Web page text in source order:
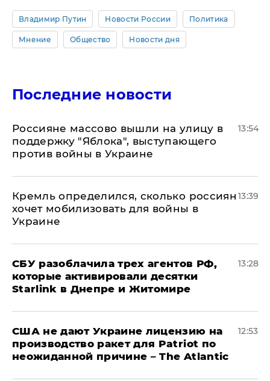
Владимир Путин Новости России Политика
Мнение Общество Новости дня
Последние новости
Россияне массово вышли на улицу в
поддержку "Яблока", выступающего
против войны в Украине
13:54
Кремль определился, сколько россиян
хочет мобилизовать для войны в
Украине
13:39
СБУ разоблачила трех агентов РФ,
которые активировали десятки
Starlink в Днепре и Житомире
13:28
США не дают Украине лицензию на
производство ракет для Patriot по
неожиданной причине – The Atlantic
12:53